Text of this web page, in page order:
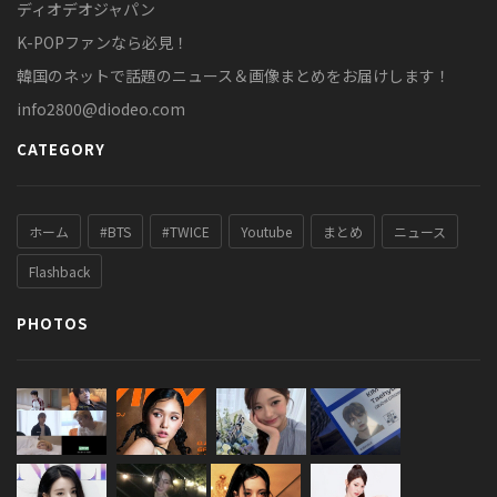
ディオデオジャパン
K-POPファンなら必見！
韓国のネットで話題のニュース＆画像まとめをお届けします！
info2800@diodeo.com
CATEGORY
ホーム #BTS #TWICE Youtube まとめ ニュース
Flashback
PHOTOS